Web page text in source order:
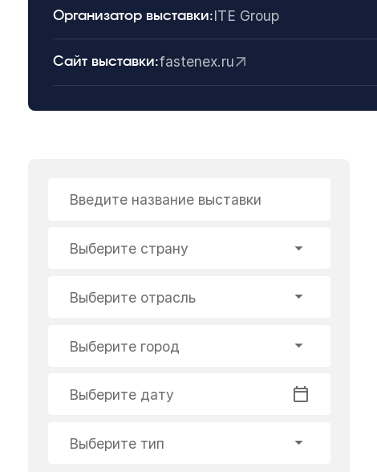
Организатор выставки:ITE Group
Сайт выставки:fastenex.ru
Введите название выставки
Выберите страну
Выберите отрасль
Выберите город
Выберите дату
Выберите тип